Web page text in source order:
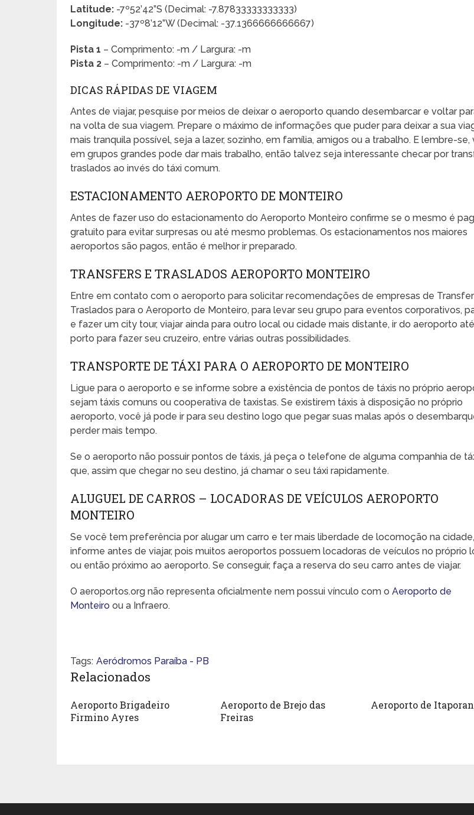
Latitude: -7º52’42”S (Decimal: -7.87833333333333)
Longitude: -37º8’12”W (Decimal: -37.1366666666667)
Pista 1 – Comprimento: -m / Largura: -m
Pista 2 – Comprimento: -m / Largura: -m
DICAS RÁPIDAS DE VIAGEM
Antes de viajar, pesquise por meios de deixar o aeroporto quando desembarcar e voltar
na volta de sua viagem. Prepare o máximo de informações que puder para deixar a sua
mais tranquila possível, seja a lazer, sozinho, em família, amigos ou a trabalho. E lembre-se,
em grupos grandes pode dar mais trabalho, então talvez seja interessante checar por
traslados ao invés do táxi comum.
ESTACIONAMENTO AEROPORTO DE MONTEIRO
Antes de fazer uso do estacionamento do Aeroporto Monteiro confirme se o mesmo é
gratuito para evitar surpresas ou até mesmo problemas. Os estacionamentos nos maiores
aeroportos são pagos, então é melhor ir preparado.
TRANSFERS E TRASLADOS AEROPORTO MONTEIRO
Entre em contato com o aeroporto para solicitar recomendações de empresas de
Traslados para o Aeroporto de Monteiro, para levar seu grupo para eventos corporativos,
e fazer um city tour, viajar ainda para outro local ou cidade mais distante, ir do aeroporto
porto para fazer seu cruzeiro, entre várias outras possibilidades.
TRANSPORTE DE TÁXI PARA O AEROPORTO DE MONTEIRO
Ligue para o aeroporto e se informe sobre a existência de pontos de táxis no próprio
sejam táxis comuns ou cooperativa de taxistas. Se existirem táxis à disposição no próprio
aeroporto, você já pode ir para seu destino logo que pegar suas malas após o
perder mais tempo.
Se o aeroporto não possuir pontos de táxis, já peça o telefone de alguma companhia de
que, assim que chegar no seu destino, já chamar o seu táxi rapidamente.
ALUGUEL DE CARROS – LOCADORAS DE VEÍCULOS AEROPORTO
MONTEIRO
Se você tem preferência por alugar um carro e ter mais liberdade de locomoção na
informe antes de viajar, pois muitos aeroportos possuem locadoras de veículos no próprio
ou então próximo ao aeroporto. Se conseguir, faça a reserva do seu carro antes de viajar.
O aeroportos.org não representa oficialmente nem possui vínculo com oAeroporto de
Monteiro ou a Infraero.
Tags: Aeródromos Paraíba - PB
Relacionados
Aeroporto Brigadeiro
Firmino Ayres
Aeroporto de Brejo das
Freiras
Aeroporto de